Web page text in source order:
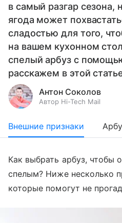
в самый разгар сезона,
ягода может
сладостью для того,
на вашем кухонном
спелый арбуз с
расскажем в этой
Антон Соколов
Автор Hi-Tech Mail
Внешние признаки
Как выбрать арбуз, чтобы
спелым? Ниже несколько
которые помогут не